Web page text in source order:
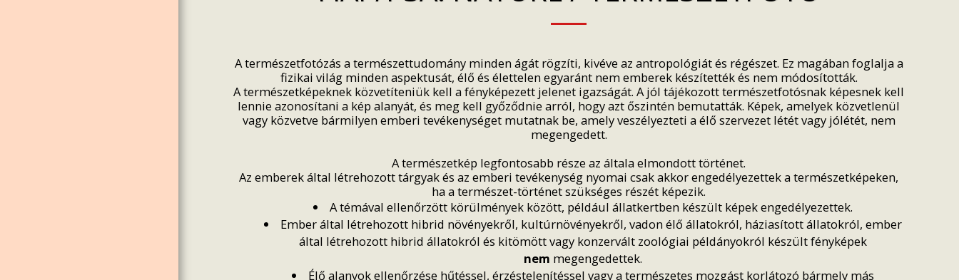
A természetfotózás a természettudomány minden ágát rögzíti, kivéve az antropológiát és régészet. Ez magában foglalja a
fizikai világ minden aspektusát, élő és élettelen egyaránt nem emberek készítették és nem módosították.
A természetképeknek közvetíteniük kell a fényképezett jelenet igazságát. A jól tájékozott természetfotósnak képesnek kell
lennie azonosítani a kép alanyát, és meg kell győződnie arról, hogy azt őszintén bemutatták. Képek, amelyek közvetlenül
vagy közvetve bármilyen emberi tevékenységet mutatnak be, amely veszélyezteti a élő szervezet létét vagy jólétét, nem
megengedett.
A természetkép legfontosabb része az általa elmondott történet.
Az emberek által létrehozott tárgyak és az emberi tevékenység nyomai csak akkor engedélyezettek a természetképeken,
ha a természet-történet szükséges részét képezik.
A témával ellenőrzött körülmények között, például állatkertben készült képek engedélyezettek.
Ember által létrehozott hibrid növényekről, kultúrnövényekről, vadon élő állatokról, háziasított állatokról, ember
által létrehozott hibrid állatokról és kitömött vagy konzervált zoológiai példányokról készült fényképek
nem megengedettek.
Élő alanyok ellenőrzése hűtéssel, érzéstelenítéssel vagy a természetes mozgást korlátozó bármely más